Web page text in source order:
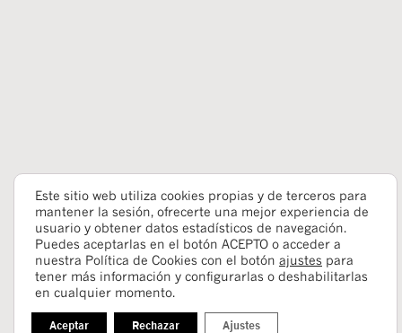
Este sitio web utiliza cookies propias y de terceros para
mantener la sesión, ofrecerte una mejor experiencia de
usuario y obtener datos estadísticos de navegación.
Puedes aceptarlas en el botón ACEPTO o acceder a
nuestra Política de Cookies con el botón ajustes para
tener más información y configurarlas o deshabilitarlas
en cualquier momento.
Aceptar Rechazar Ajustes